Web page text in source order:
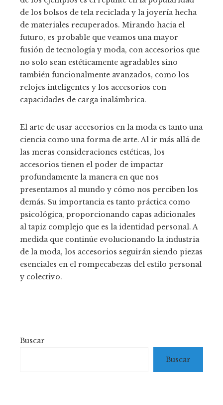
de los bolsos de tela reciclada y la joyería hecha
de materiales recuperados. Mirando hacia el
futuro, es probable que veamos una mayor
fusión de tecnología y moda, con accesorios que
no solo sean estéticamente agradables sino
también funcionalmente avanzados, como los
relojes inteligentes y los accesorios con
capacidades de carga inalámbrica.
El arte de usar accesorios en la moda es tanto una
ciencia como una forma de arte. Al ir más allá de
las meras consideraciones estéticas, los
accesorios tienen el poder de impactar
profundamente la manera en que nos
presentamos al mundo y cómo nos perciben los
demás. Su importancia es tanto práctica como
psicológica, proporcionando capas adicionales
al tapiz complejo que es la identidad personal. A
medida que continúe evolucionando la industria
de la moda, los accesorios seguirán siendo piezas
esenciales en el rompecabezas del estilo personal
y colectivo.
Buscar
Buscar